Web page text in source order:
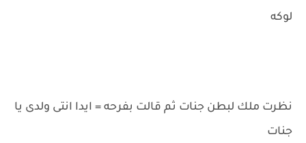
لوكه
نظرت ملك لبطن جنات ثم قالت بفرحه = ايدا انتى ولدى يا
جنات